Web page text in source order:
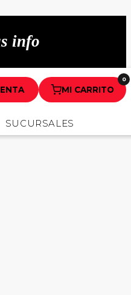
info
MI CARRITO
0
SUCURSALES